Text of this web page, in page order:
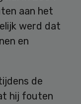
aan het
werd dat
en
de
hij fouten